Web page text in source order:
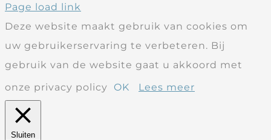
Page load link
Deze website maakt gebruik van cookies om
uw gebruikerservaring te verbeteren. Bij
gebruik van de website gaat u akkoord met
onze privacy policy
OK Lees meer
Sluiten